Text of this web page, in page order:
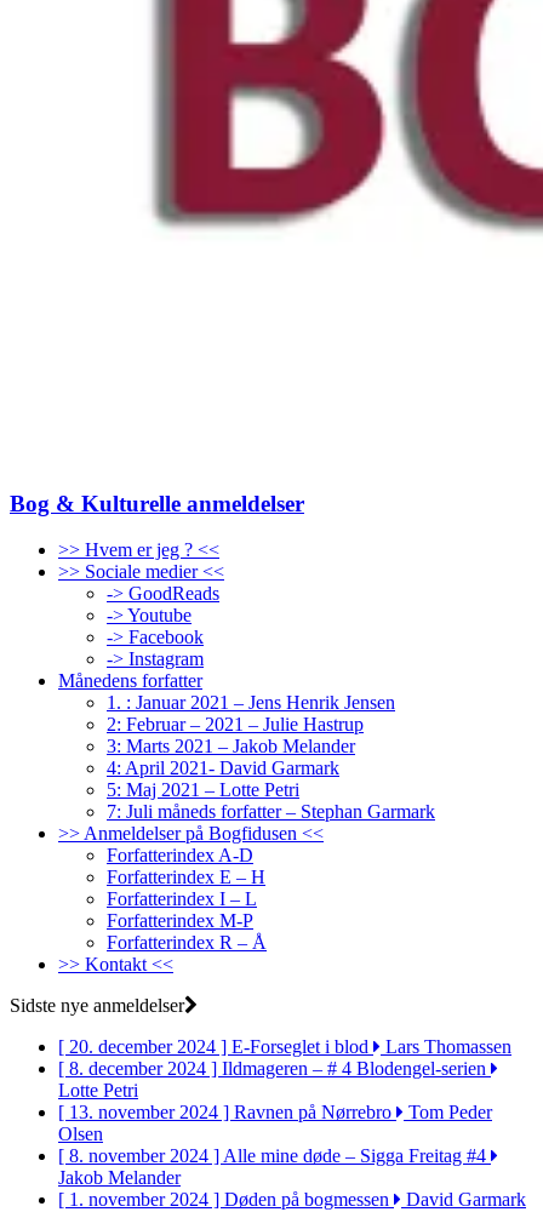
Bog & Kulturelle anmeldelser
>> Hvem er jeg ? <<
>> Sociale medier <<
-> GoodReads
-> Youtube
-> Facebook
-> Instagram
Månedens forfatter
1. : Januar 2021 – Jens Henrik Jensen
2: Februar – 2021 – Julie Hastrup
3: Marts 2021 – Jakob Melander
4: April 2021- David Garmark
5: Maj 2021 – Lotte Petri
7: Juli måneds forfatter – Stephan Garmark
>> Anmeldelser på Bogfidusen <<
Forfatterindex A-D
Forfatterindex E – H
Forfatterindex I – L
Forfatterindex M-P
Forfatterindex R – Å
>> Kontakt <<
Sidste nye anmeldelser
[ 20. december 2024 ] E-Forseglet i blod
Lars Thomassen
[ 8. december 2024 ] Ildmageren – # 4 Blodengel-serien
Lotte Petri
[ 13. november 2024 ] Ravnen på Nørrebro
Tom Peder
Olsen
[ 8. november 2024 ]Alle mine døde – Sigga Freitag #4
Jakob Melander
[ 1. november 2024 ] Døden på bogmessen
David Garmark